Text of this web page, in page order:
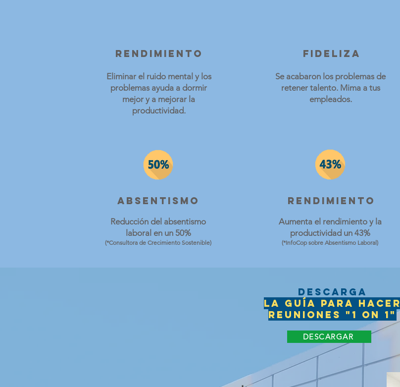
rendimiento
Eliminar el ruido mental y los
problemas ayuda a dormir
mejor y a mejorar la
productividad.
Absentismo
Reducción del absentismo
laboral en un 50%
(*Consultora de Crecimiento Sostenible)
Fideliza
Se acabaron los problemas de
retener talento. Mima a tus
empleados.
Rendimiento
Aumenta el rendimiento y la
productividad un 43%
(*InfoCop sobre Absentismo Laboral)
dESCARGA
LA gUÍA PARA HACER
REUNIONES "1 ON 1"
DESCARGAR